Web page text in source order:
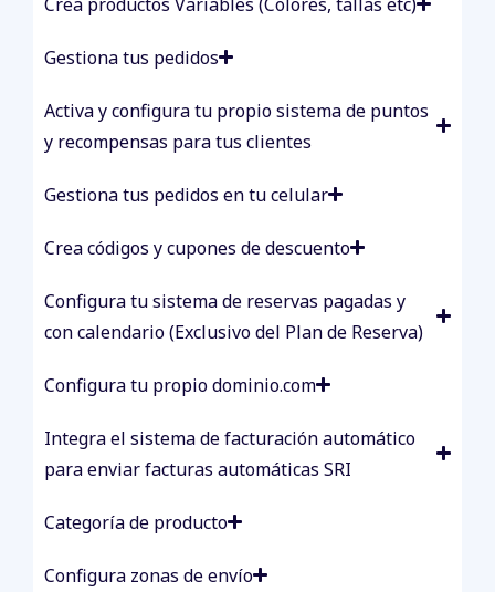
Gestiona tus pedidos
Activa y configura tu propio sistema de puntos
y recompensas para tus clientes
Gestiona tus pedidos en tu celular
Crea códigos y cupones de descuento
Configura tu sistema de reservas pagadas y
con calendario (Exclusivo del Plan de Reserva)
Configura tu propio dominio.com
Integra el sistema de facturación automático
para enviar facturas automáticas SRI
Categoría de producto
Configura zonas de envío